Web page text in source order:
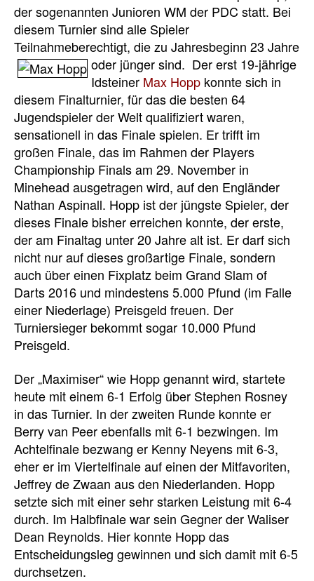
der sogenannten Junioren WM der PDC statt. Bei
diesem Turnier sind alle Spieler
Teilnahmeberechtigt, die zu Jahresbeginn 23 Jahre
oder jünger sind. Der erst 19-jährige
Idsteiner Max Hopp konnte sich in
diesem Finalturnier, für das die besten 64
Jugendspieler der Welt qualifiziert waren,
sensationell in das Finale spielen. Er trifft im
großen Finale, das im Rahmen der Players
Championship Finals am 29. November in
Minehead ausgetragen wird, auf den Engländer
Nathan Aspinall. Hopp ist der jüngste Spieler, der
dieses Finale bisher erreichen konnte, der erste,
der am Finaltag unter 20 Jahre alt ist. Er darf sich
nicht nur auf dieses großartige Finale, sondern
auch über einen Fixplatz beim Grand Slam of
Darts 2016 und mindestens 5.000 Pfund (im Falle
einer Niederlage) Preisgeld freuen. Der
Turniersieger bekommt sogar 10.000 Pfund
Preisgeld.
Der „Maximiser“ wie Hopp genannt wird, startete
heute mit einem 6-1 Erfolg über Stephen Rosney
in das Turnier. In der zweiten Runde konnte er
Berry van Peer ebenfalls mit 6-1 bezwingen. Im
Achtelfinale bezwang er Kenny Neyens mit 6-3,
eher er im Viertelfinale auf einen der Mitfavoriten,
Jeffrey de Zwaan aus den Niederlanden. Hopp
setzte sich mit einer sehr starken Leistung mit 6-4
durch. Im Halbfinale war sein Gegner der Waliser
Dean Reynolds. Hier konnte Hopp das
Entscheidungsleg gewinnen und sich damit mit 6-5
durchsetzen.